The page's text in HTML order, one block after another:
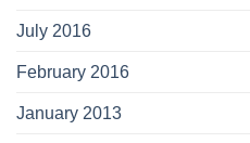
July 2016
February 2016
January 2013